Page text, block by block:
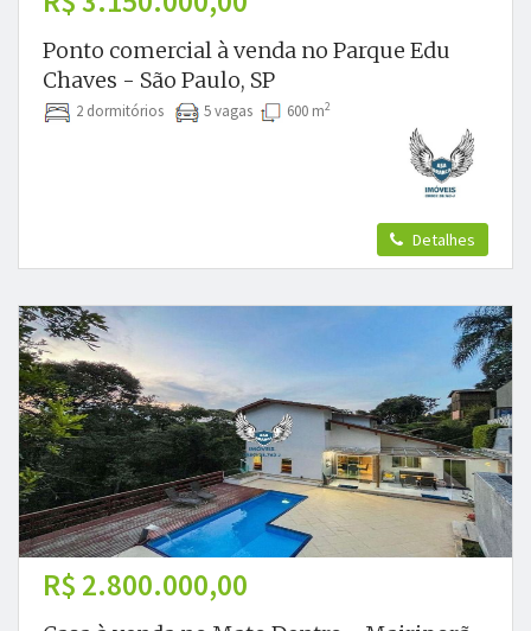
Ponto comercial à venda no Parque Edu
Chaves - São Paulo, SP
2 dormitórios 5 vagas 600 m2
Detalhes
R$ 2.800.000,00